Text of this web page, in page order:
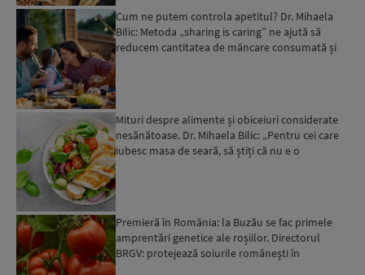
Cum ne putem controla apetitul? Dr. Mihaela
Bilic: Metoda „sharing is caring” ne ajută să
reducem cantitatea de mâncare consumată și
Mituri despre alimente și obiceiuri considerate
nesănătoase. Dr. Mihaela Bilic: „Pentru cei care
iubesc masa de seară, să știți că nu e o
Premieră în România: la Buzău se fac primele
amprentări genetice ale roșiilor. Directorul
BRGV: protejează soiurile românești în